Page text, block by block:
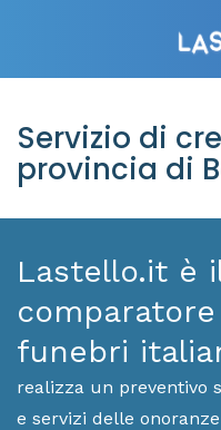
Servizio di
provincia di
Lastello.it è
funebri
realizza un preventivo
e servizi delle